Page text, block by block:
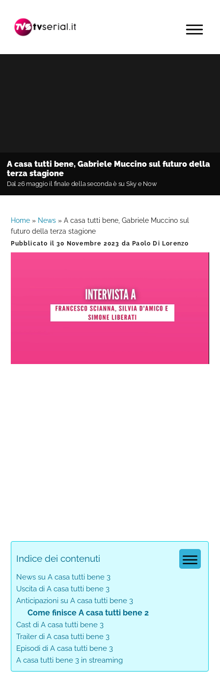
navigazione
contenuto
barra
primaria
MENU
A casa tutti bene, Gabriele Muccino sul futuro della
terza stagione
Dal 26 maggio il finale della seconda è su Sky e Now
Home » News »A casa tutti bene, Gabriele Muccino sul
futuro della terza stagione
Pubblicato il30 Novembre 2023 da Paolo Di Lorenzo
0%
0%
Indice dei contenuti
News su A casa tutti bene 3
Uscita di A casa tutti bene 3
Anticipazioni su A casa tutti bene 3
Come finisce A casa tutti bene 2
Cast di A casa tutti bene 3
Trailer di A casa tutti bene 3
Episodi di A casa tutti bene 3
A casa tutti bene 3 in streaming